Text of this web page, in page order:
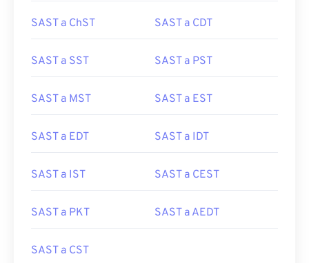
SAST a ChST SAST a CDT
SAST a SST SAST a PST
SAST a MST SAST a EST
SAST a EDT SAST a IDT
SAST a IST SAST a CEST
SAST a PKT SAST a AEDT
SAST a CST